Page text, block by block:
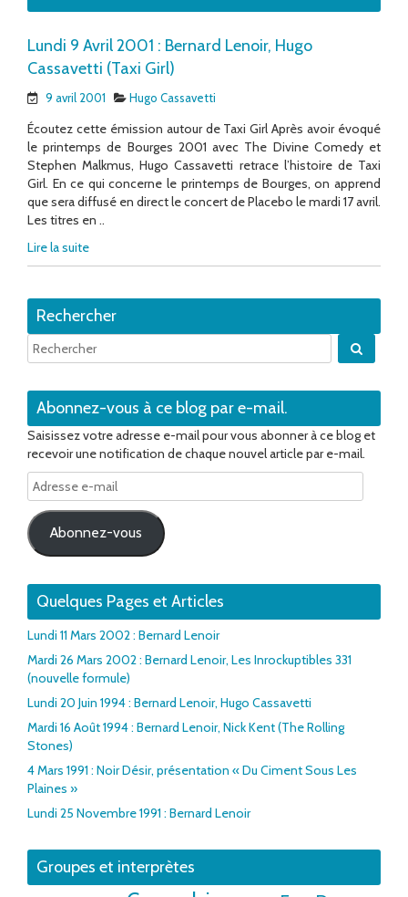
Lundi 9 Avril 2001 : Bernard Lenoir, Hugo
Cassavetti (Taxi Girl)
9 avril 2001 Hugo Cassavetti
Écoutez cette émission autour de Taxi Girl Après avoir évoqué
le printemps de Bourges 2001 avec The Divine Comedy et
Stephen Malkmus, Hugo Cassavetti retrace l’histoire de Taxi
Girl. En ce qui concerne le printemps de Bourges, on apprend
que sera diffusé en direct le concert de Placebo le mardi 17 avril.
Les titres en ..
Lire la suite
Rechercher
Abonnez-vous à ce blog par e-mail.
Saisissez votre adresse e-mail pour vous abonner à ce blog et
recevoir une notification de chaque nouvel article par e-mail.
Adresse
e-
mail
Abonnez-vous
Quelques Pages et Articles
Lundi 11 Mars 2002 : Bernard Lenoir
Mardi 26 Mars 2002 : Bernard Lenoir, Les Inrockuptibles 331
(nouvelle formule)
Lundi 20 Juin 1994 : Bernard Lenoir, Hugo Cassavetti
Mardi 16 Août 1994 : Bernard Lenoir, Nick Kent (The Rolling
Stones)
4 Mars 1991 : Noir Désir, présentation « Du Ciment Sous Les
Plaines »
Lundi 25 Novembre 1991 : Bernard Lenoir
Groupes et interprètes